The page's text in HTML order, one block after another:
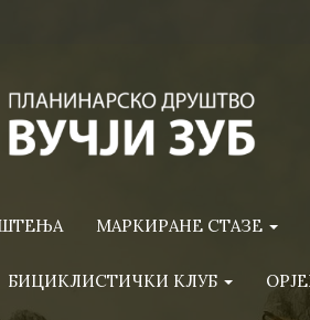
МАРКИРАНЕ СТАЗЕ
БИЦИКЛИСТИЧКИ КЛУБ